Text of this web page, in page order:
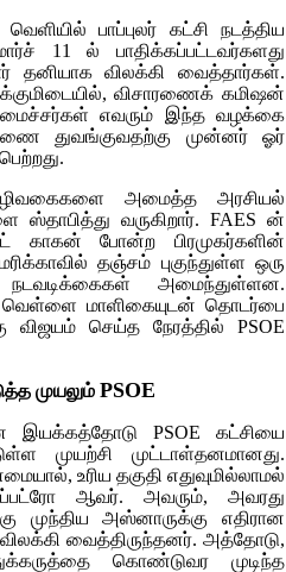
பாப்புலர் கட்சி நடத்திய
11 ல் பாதிக்கப்பட்டவர்களது
தனியாக விலக்கி வைத்தார்கள்.
விசாரணைக் கமிஷன்
அமைச்சர்கள் எவரும் இந்த வழக்கை
துவங்குவதற்கு முன்னர் ஓர்
அமைத்த அரசியல்
வருகிறார். FAES ன்
காகன் போன்ற பிரமுகர்களின்
தஞ்சம் புகுந்துள்ள ஒரு
நடவடிக்கைகள் அமைந்துள்ளன.
வெள்ளை மாளிகையுடன் தொடர்பை
விஜயம் செய்த நேரத்தில் PSOE
முயலும் PSOE
இயக்கத்தோடு PSOE கட்சியை
முயற்சி முட்டாள்தனமானது.
உரிய தகுதி எதுவுமில்லாமல்
ஆவர்.
அவரும், அவரது
முந்திய அஸ்னாருக்கு எதிரான
வைத்திருந்தனர். அத்தோடு,
கொண்டுவர முடிந்த